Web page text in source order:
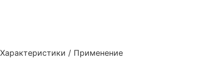
Характеристики / Применение